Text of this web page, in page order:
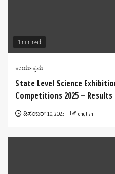
1 min read
ಕಾರ್ಯಕ್ರಮ
State Level Science
Competitions 2025 – Results
ಡಿಸೆಂಬರ್ 10, 2025 english